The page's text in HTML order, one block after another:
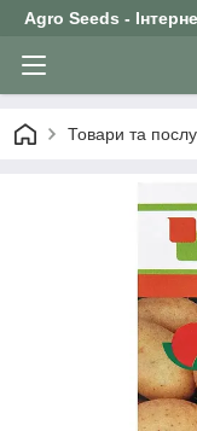
Agro Seeds -
Товари та